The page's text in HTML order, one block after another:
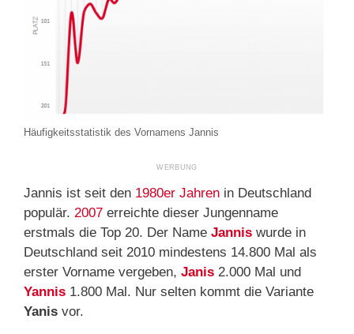
Häufigkeitsstatistik des Vornamens Jannis
Jannis ist seit den 1980er Jahren in Deutschland
populär. 2007 erreichte dieser Jungenname
erstmals die Top 20. Der Name Jannis wurde in
Deutschland seit 2010 mindestens 14.800 Mal als
erster Vorname vergeben, Janis 2.000 Mal und
Yannis 1.800 Mal. Nur selten kommt die Variante
Yanis vor.